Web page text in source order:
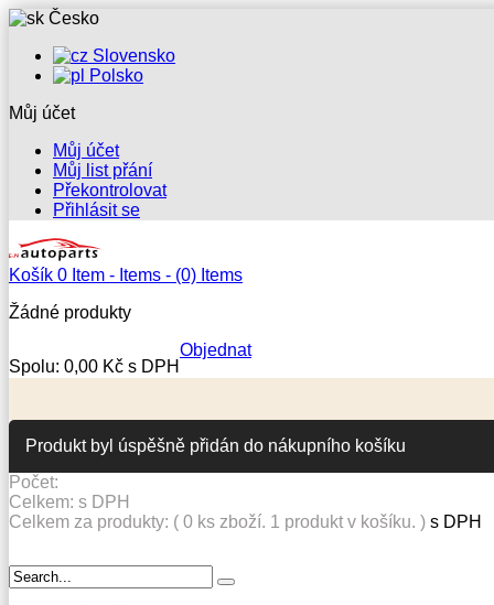
Česko
Slovensko
Polsko
Můj účet
Můj účet
Můj list přání
Překontrolovat
Přihlásit se
Košík 0 Item - Items - (0) Items
Žádné produkty
Spolu: 0,00 Kč s DPH
Objednat
Produkt byl úspěšně přidán do nákupního košíku
Počet:
Celkem: s DPH
Celkem za produkty: ( 0 ks zboží. 1 produkt v košíku. ) s DPH